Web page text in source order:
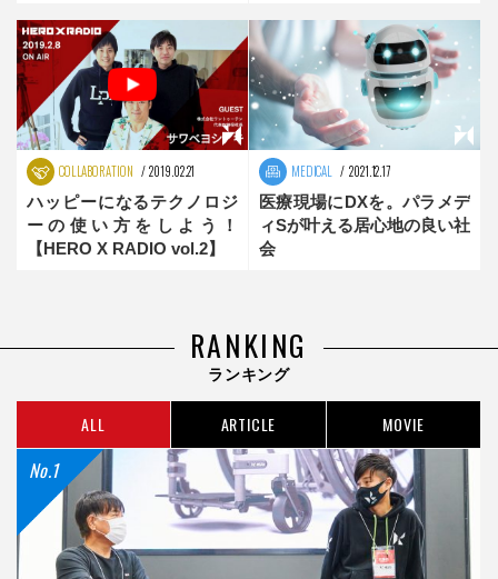
COLLABORATION 2019.02.21
ハッピーになるテクノロジ
ーの使い方をしよう！
【HERO X RADIO vol.2】
MEDICAL 2021.12.17
医療現場にDXを。パラメデ
ィSが叶える居心地の良い社
会
RANKING
ランキング
ALL ARTICLE MOVIE